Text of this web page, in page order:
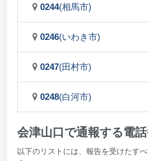
0244(相馬市)
0246(いわき市)
0247(田村市)
0248(白河市)
会津山口で通報する電
以下のリストには、報告を受けたす